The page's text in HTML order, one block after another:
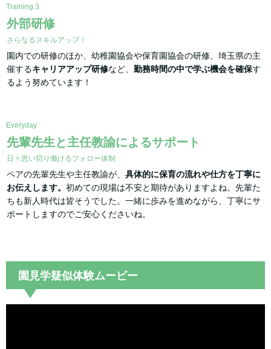
Training.3
外部研修
さらなるスキルアップ！
園内での研修のほか、幼稚園協会や保育園協会の研修、埼玉県の主
催するキャリアアップ研修など、 勤務時間の中で学ぶ機会を確保す
るよう努めています！
Everyday
先輩先生と主任教諭によるサポート
日々思い切り働けるフォロー体制
ペアの先輩先生や主任教諭が、 具体的に保育の流れや仕方を丁寧に
お伝えします。 初めての現場は不安と期待がありますよね。先輩た
ちも新人時代は皆そうでした。一緒に歩みを進めながら、丁寧にサ
ポートしますのでご安心くださいね。
園見学疑似体験ムービー